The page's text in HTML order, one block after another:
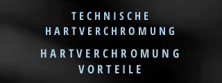
TECHNISCHE
HARTVERCHROMUNG
HARTVERCHROMUNG
VORTEILE